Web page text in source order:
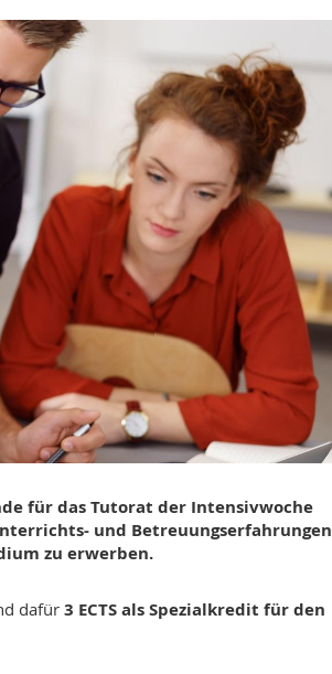
für das Tutorat der Intensivwoche
und Betreuungserfahrungen
zu erwerben.
dafür 3 ECTS als Spezialkredit für den